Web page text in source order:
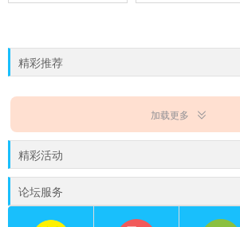
精彩推荐
加载更多
精彩活动
论坛服务